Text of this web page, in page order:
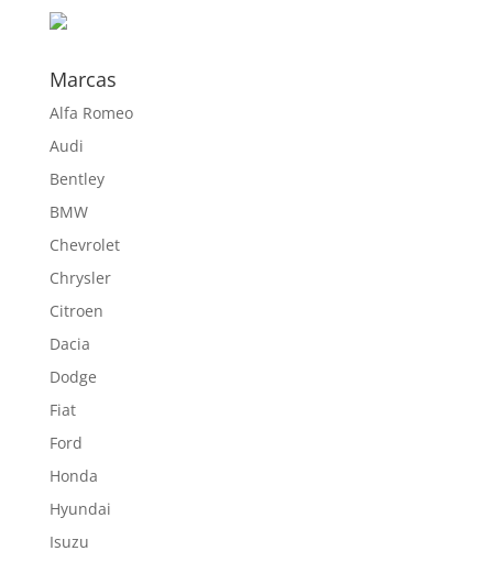
Marcas
Alfa Romeo
Audi
Bentley
BMW
Chevrolet
Chrysler
Citroen
Dacia
Dodge
Fiat
Ford
Honda
Hyundai
Isuzu